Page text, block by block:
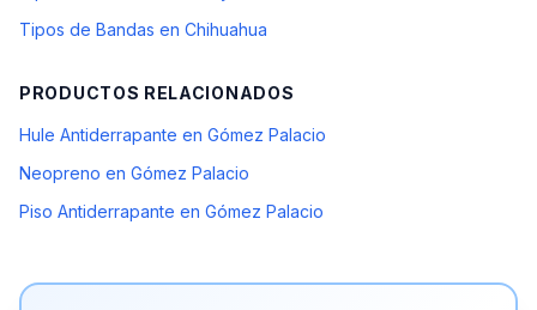
Tipos de Bandas en Chihuahua
PRODUCTOS RELACIONADOS
Hule Antiderrapante en Gómez Palacio
Neopreno en Gómez Palacio
Piso Antiderrapante en Gómez Palacio